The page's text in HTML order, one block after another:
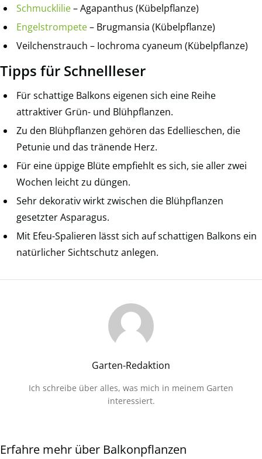
Schmucklilie– Agapanthus (Kübelpflanze)
Engelstrompete– Brugmansia (Kübelpflanze)
Veilchenstrauch – Iochroma cyaneum (Kübelpflanze)
Tipps für Schnellleser
Für schattige Balkons eigenen sich eine Reihe
attraktiver Grün- und Blühpflanzen.
Zu den Blühpflanzen gehören das Edellieschen, die
Petunie und das tränende Herz.
Für eine üppige Blüte empfiehlt es sich, sie aller zwei
Wochen leicht zu düngen.
Sehr dekorativ wirkt zwischen die Blühpflanzen
gesetzter Asparagus.
Mit Efeu-Spalieren lässt sich auf schattigen Balkons ein
natürlicher Sichtschutz anlegen.
Garten-Redaktion
Ich schreibe über alles, was mich in meinem Garten
interessiert.
Erfahre mehr über Balkonpflanzen